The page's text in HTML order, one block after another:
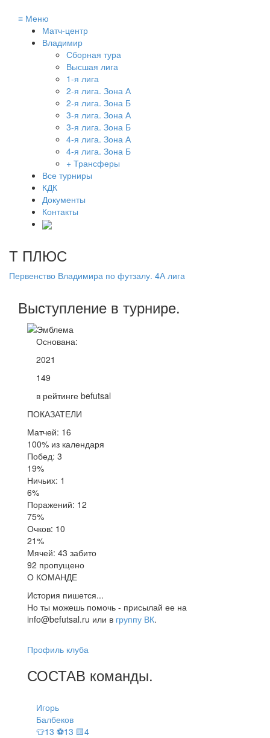
≡ Меню
Матч-центр
Владимир
Сборная тура
Высшая лига
1-я лига
2-я лига. Зона А
2-я лига. Зона Б
3-я лига. Зона А
3-я лига. Зона Б
4-я лига. Зона А
4-я лига. Зона Б
+ Трансферы
Все турниры
КДК
Документы
Контакты
Т ПЛЮС
Первенство Владимира по футзалу. 4А лига
Выступление в турнире.
Основана:
2021
149
в рейтинге befutsal
ПОКАЗАТЕЛИ
Матчей: 16
100% из календаря
Побед: 3
19%
Ничьих: 1
6%
Поражений: 12
75%
Очков: 10
21%
Мячей: 43 забито
92 пропущено
О КОМАНДЕ
История пишется...
Но ты можешь помочь - присылай ее на
info@befutsal.ru или в группу ВК.
Профиль клуба
СОСТАВ команды.
Игорь
Балбеков
👕13 ⚽13 🟨4